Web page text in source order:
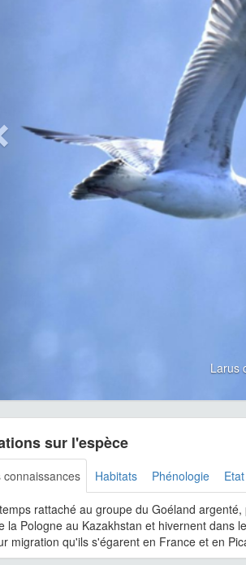
Larus
sur l'espèce
connaissances Habitats Phénologie
rattaché au groupe du Goéland
la Pologne au Kazakhstan et hivernent dans
migration qu'ils s'égarent en France et en